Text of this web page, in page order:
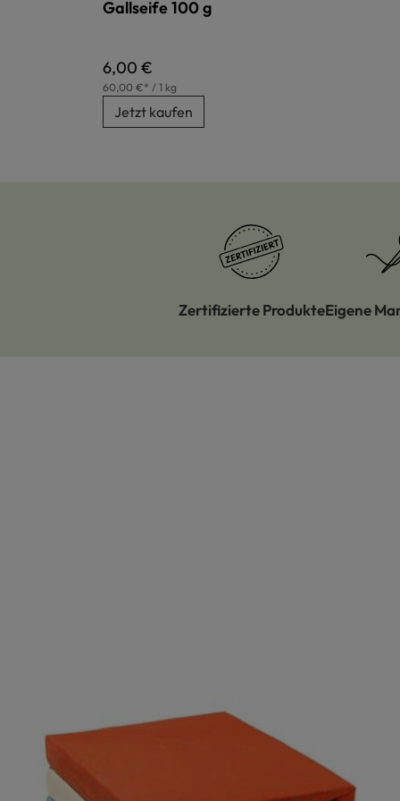
Gallseife 100 g
Regulärer Preis:
6,00 €
60,00 €* / 1 kg
Jetzt kaufen
Zertifizierte ProdukteEigene